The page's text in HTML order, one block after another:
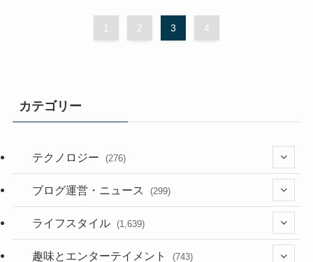
1 2 3 4
カテゴリー
テクノロジー (276)
(36)
(187)
ブログ運営・ニュース (299)
(118)
(181)
ライフスタイル (1,639)
(394)
趣味とエンターテイメント (743)